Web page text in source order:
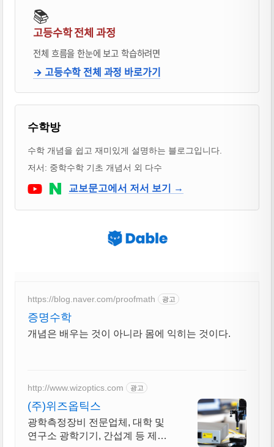
📚
고등수학 전체 과정
전체 흐름을 한눈에 보고 학습하려면
→ 고등수학 전체 과정 바로가기
블로거 & 출판 교재 소개
수학방
수학 개념을 쉽고 재미있게 설명하는 블로그입니다.
저서: 중학수학 기초 개념서 외 다수
Youtube네이버 블로그
교보문고에서 저서 보기 →
https://blog.naver.com/proofmath 광고
증명수학
개념은 배우는 것이 아니라 몸에 익히는 것이다.
http://www.wizoptics.com 광고
(주)위즈옵틱스
광학측정장비 전문업체, 대학 및
연구소 광학기기, 간섭계 등 제품